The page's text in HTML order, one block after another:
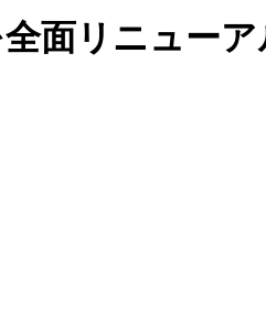
面リニューア